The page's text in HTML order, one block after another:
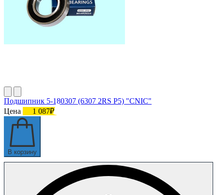
Подшипник 5-180307 (6307 2RS P5) "CNIC"
Цена
1 087₽
В корзину